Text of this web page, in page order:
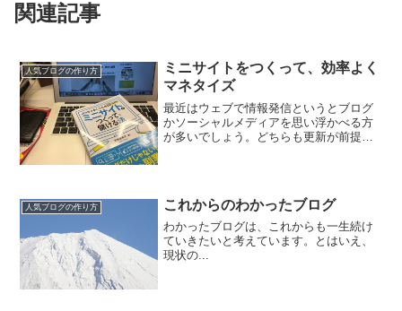
関連記事
人気ブログの作り方
ミニサイトをつくって、効率よく
マネタイズ
最近はウェブで情報発信というとブログ
かソーシャルメディアを思い浮かべる方
が多いでしょう。どちらも更新が前提な
人気ブログの作り方 これからのわかったブログ
わかったブログは、これからも一生続け
ていきたいと考えています。とはいえ、
現状の...